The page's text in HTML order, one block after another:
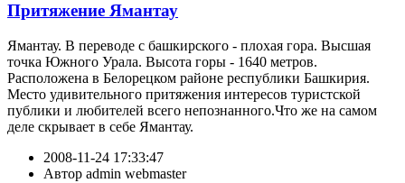
Притяжение Ямантау
Ямантау. В переводе с башкирского - плохая гора. Высшая
точка Южного Урала. Высота горы - 1640 метров.
Расположена в Белорецком районе республики Башкирия.
Место удивительного притяжения интересов туристской
публики и любителей всего непознанного.Что же на самом
деле скрывает в себе Ямантау.
2008-11-24 17:33:47
Автор admin webmaster